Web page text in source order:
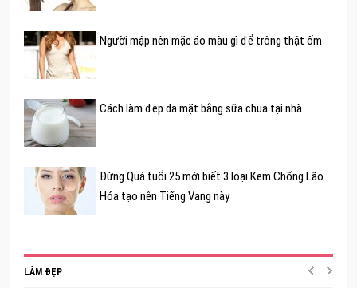
Người mập nên mặc áo màu gì để trông thật ốm
Cách làm đẹp da mặt bằng sữa chua tại nhà
Đừng Quá tuổi 25 mới biết 3 loại Kem Chống Lão
Hóa tạo nên Tiếng Vang này
LÀM ĐẸP